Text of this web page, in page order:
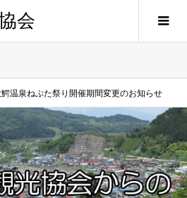
会
鰐温泉ねぷた祭り開催期間変更のお知らせ